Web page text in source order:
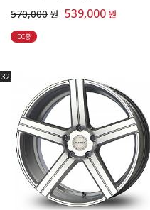
570,000 원 539,000 원
DC중
32